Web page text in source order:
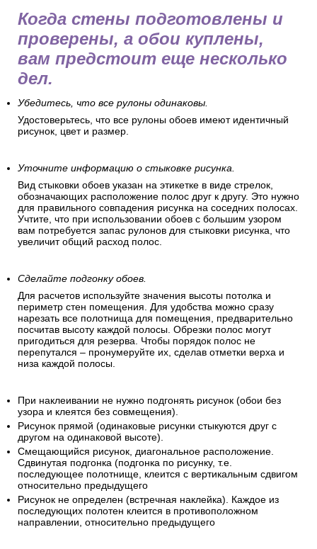
Когда стены подготовлены и
проверены, а обои куплены,
вам предстоит еще несколько
дел.
Убедитесь, что все рулоны одинаковы.
Удостоверьтесь, что все рулоны обоев имеют идентичный
рисунок, цвет и размер.
Уточните информацию о стыковке рисунка.
Вид стыковки обоев указан на этикетке в виде стрелок,
обозначающих расположение полос друг к другу. Это нужно
для правильного совпадения рисунка на соседних полосах.
Учтите, что при использовании обоев с большим узором
вам потребуется запас рулонов для стыковки рисунка, что
увеличит общий расход полос.
Сделайте подгонку обоев.
Для расчетов используйте значения высоты потолка и
периметр стен помещения. Для удобства можно сразу
нарезать все полотнища для помещения, предварительно
посчитав высоту каждой полосы. Обрезки полос могут
пригодиться для резерва. Чтобы порядок полос не
перепутался – пронумеруйте их, сделав отметки верха и
низа каждой полосы.
При наклеивании не нужно подгонять рисунок (обои без
узора и клеятся без совмещения).
Рисунок прямой (одинаковые рисунки стыкуются друг с
другом на одинаковой высоте).
Смещающийся рисунок, диагональное расположение.
Сдвинутая подгонка (подгонка по рисунку, т.е.
последующее полотнище, клеится с вертикальным сдвигом
относительно предыдущего
Рисунок не определен (встречная наклейка). Каждое из
последующих полотен клеится в противоположном
направлении, относительно предыдущего